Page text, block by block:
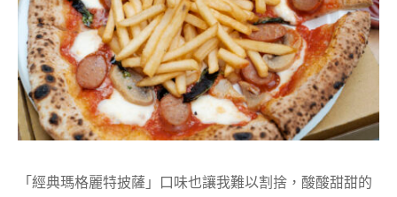
「經典瑪格麗特披薩」口味也讓我難以割捨，酸酸甜甜的